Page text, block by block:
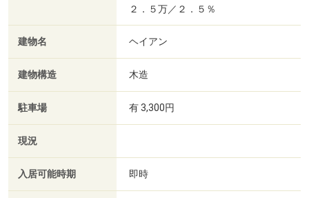
２．５万／２．５％
建物名 ヘイアン
建物構造 木造
駐車場 有 3,300円
現況
入居可能時期 即時